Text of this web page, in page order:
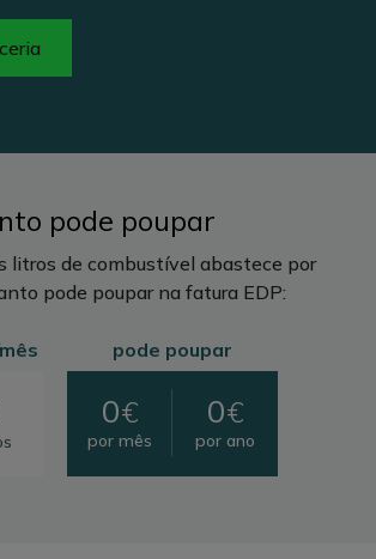
pode poupar
litros de combustível abastece por
pode poupar na fatura EDP:
pode poupar
0€
por mês
0€
por ano